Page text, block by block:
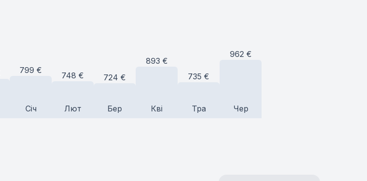
799 €
Січ
748 €
Лют
724 €
Бер
893 €
Кві
735 €
Тра
962 €
Чер